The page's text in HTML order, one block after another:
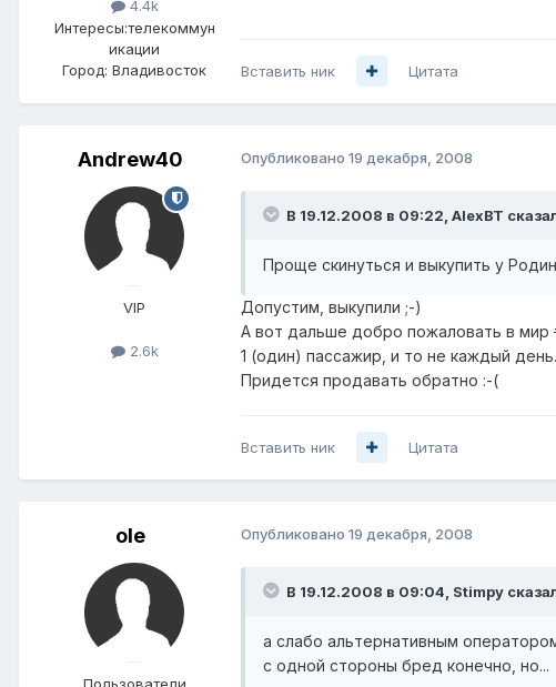
4.4k
Интересы:телекоммун
икации
Город: Владивосток Вставить ник Цитата
Andrew40
VIP
2.6k
Опубликовано 19 декабря, 2008
В 19.12.2008 в 09:22, AlexBT
Проще скинуться и выкупить у
Допустим, выкупили ;-)
А вот дальше добро пожаловать в мир
1 (один) пассажир, и то не каждый
Придется продавать обратно :-(
Вставить ник Цитата
ole
Пользователи
Опубликовано 19 декабря, 2008
В 19.12.2008 в 09:04, Stimpy
а слабо альтернативным
с одной стороны бред конечно, но...